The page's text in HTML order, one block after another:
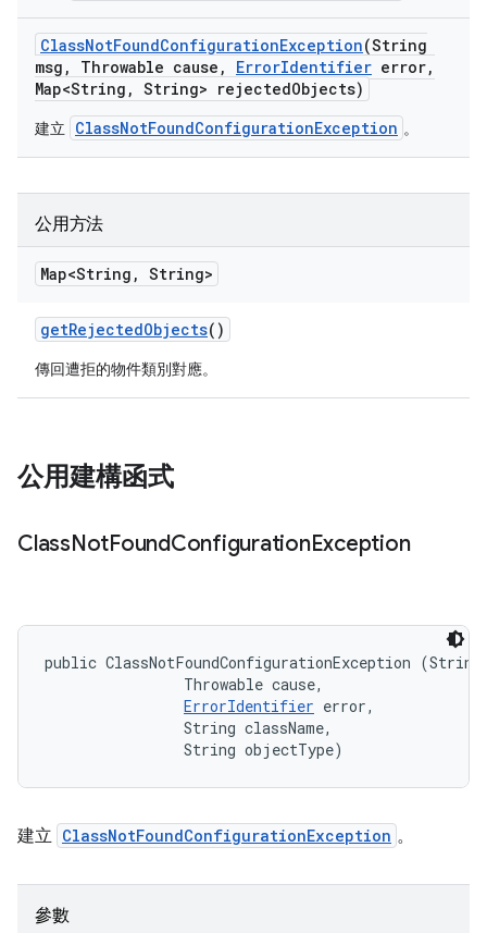
ClassNotFoundConfigurationException(String
msg , Throwable cause , ErrorIdentifier error,
Map<String , String> rejectedObjects)
建立 ClassNotFoundConfigurationException 。
公用方法
Map<String , String>
getRejectedObjects()
傳回遭拒的物件類別對應。
公用建構函式
ClassNotFoundConfigurationException
public ClassNotFoundConfigurationException
                Throwable cause,
ErrorIdentifier error,
                String className,
                String objectType)
建立 ClassNotFoundConfigurationException 。
參數